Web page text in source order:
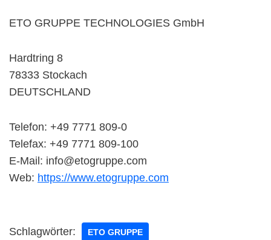
ETO GRUPPE TECHNOLOGIES GmbH
Hardtring 8
78333 Stockach
DEUTSCHLAND
Telefon: +49 7771 809-0
Telefax: +49 7771 809-100
E-Mail: info@etogruppe.com
Web: https://www.etogruppe.com
Schlagwörter: ETO GRUPPE